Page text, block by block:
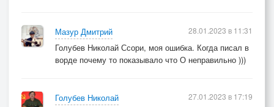
Мазур Дмитрий
Голубев Николай Ссори, моя ошибка. Когда писал в
ворде почему то показывало что О неправильно )))
28.01.2023 в 11:31
Голубев Николай
27.01.2023 в 17:19